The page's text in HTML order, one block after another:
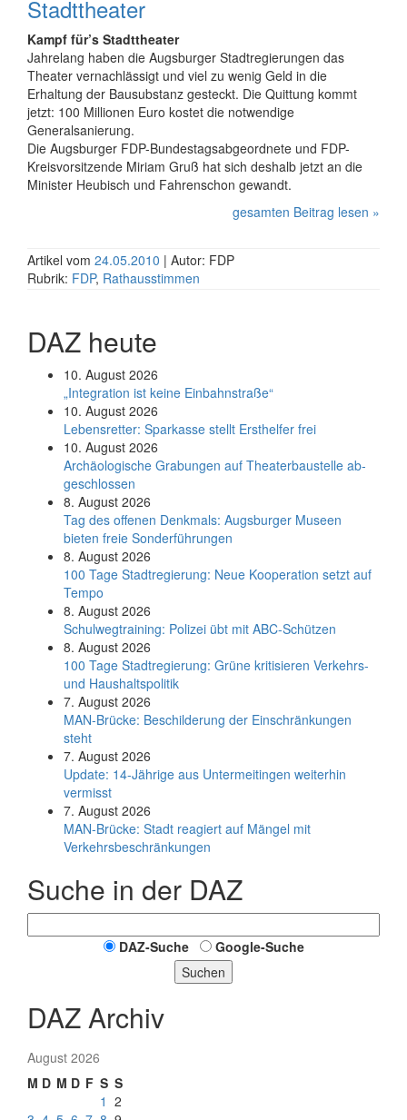
Stadttheater
Kampf für’s Stadttheater
Jahrelang haben die Augsburger Stadtregierungen das
Theater vernachlässigt und viel zu wenig Geld in die
Erhaltung der Bausubstanz gesteckt. Die Quittung kommt
jetzt: 100 Millionen Euro kostet die notwendige
Generalsanierung.
Die Augsburger FDP-Bundestagsabgeordnete und FDP-
Kreisvorsitzende Miriam Gruß hat sich deshalb jetzt an die
Minister Heubisch und Fahrenschon gewandt.
gesamten Beitrag lesen »
Artikel vom 24.05.2010 | Autor: FDP
Rubrik: FDP, Rathausstimmen
DAZ heute
10. August 2026
„Integration ist keine Einbahnstraße“
10. August 2026
Le­bens­ret­ter: Spar­kas­se stellt Erst­hel­fer frei
10. August 2026
Ar­chäo­lo­gi­sche Gra­bun­gen auf Thea­ter­bau­stel­le ab­
ge­schlos­sen
8. August 2026
Tag des offenen Denkmals: Augsburger Museen
bieten freie Sonderführungen
8. August 2026
100 Tage Stadtregierung: Neue Kooperation setzt auf
Tempo
8. August 2026
Schul­weg­trai­ning: Poli­zei übt mit ABC-Schüt­zen
8. August 2026
100 Tage Stadtregierung: Grüne kritisieren Verkehrs-
und Haushaltspolitik
7. August 2026
MAN-Brücke: Beschilderung der Einschränkungen
steht
7. August 2026
Update: 14-Jährige aus Untermeitingen weiterhin
vermisst
7. August 2026
MAN-Brücke: Stadt reagiert auf Mängel mit
Verkehrsbeschränkungen
Suche in der DAZ
DAZ-Suche
Google-Suche
Suchen
DAZ Archiv
August 2026
M D M D F S S
1 2